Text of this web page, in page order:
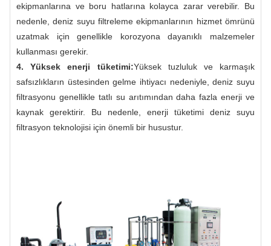
ekipmanlarına ve boru hatlarına kolayca zarar verebilir. Bu
nedenle, deniz suyu filtreleme ekipmanlarının hizmet ömrünü
uzatmak için genellikle korozyona dayanıklı malzemeler
kullanması gerekir.
4. Yüksek enerji tüketimi:Yüksek tuzluluk ve karmaşık
safsızlıkların üstesinden gelme ihtiyacı nedeniyle, deniz suyu
filtrasyonu genellikle tatlı su arıtımından daha fazla enerji ve
kaynak gerektirir. Bu nedenle, enerji tüketimi deniz suyu
filtrasyon teknolojisi için önemli bir husustur.